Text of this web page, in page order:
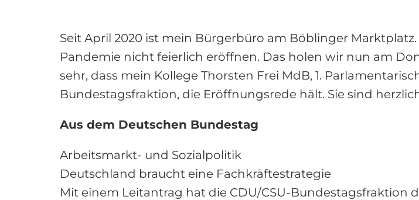
Seit April 2020 ist mein Bürgerbüro am Böblinger
Pandemie nicht feierlich eröffnen. Das holen wir nun am
sehr, dass mein Kollege Thorsten Frei MdB, 1.
Bundestagsfraktion, die Eröffnungsrede hält. Sie sind
Aus dem Deutschen Bundestag
Arbeitsmarkt- und Sozialpolitik
Deutschland braucht eine Fachkräftestrategie
Mit einem Leitantrag hat die CDU/CSU-Bundestagsfraktion